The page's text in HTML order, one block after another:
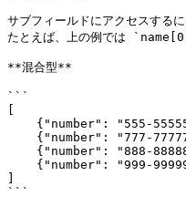
サブフィールドにアクセスする
たとえば、上の例では
**混合型**
```
```